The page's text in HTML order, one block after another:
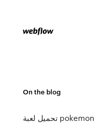
On the blog
تحميل لعبة pokemon